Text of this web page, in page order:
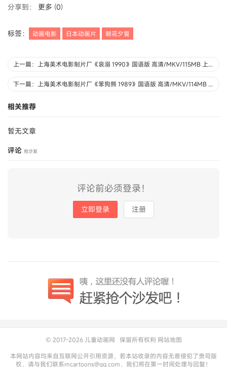
分享到： 更多 (0)
标签： 动画电影 日本动画片 朝花夕誓
上一篇：上海美术电影制片厂《哀溺 1990》国语版 高清/MKV/115MB 上海美术电影制片厂动画片全集下载
下一篇：上海美术电影制片厂《笨狗熊 1989》国语版 高清/MKV/114MB 上海美术电影制片厂动画片全集下载
相关推荐
暂无文章
评论 抢沙发
评论前必须登录！
立即登录 注册
© 2017-2026 儿童动画网 保留所有权利 网站地图
本网站内容均来自互联网公开引用资源，若本站收录的内容无意侵犯了贵司版
权，请与我们联系mcartoons@qq.com，我们将在第一时间处理与回复！